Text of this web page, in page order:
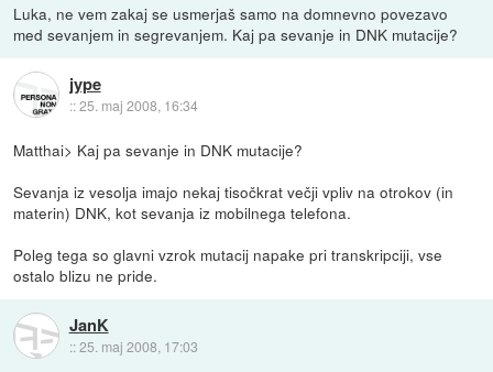
Luka, ne vem zakaj se usmerjaš samo na domnevno povezavo
med sevanjem in segrevanjem. Kaj pa sevanje in DNK mutacije?
jype
::25. maj 2008, 16:34
Matthai> Kaj pa sevanje in DNK mutacije?
Sevanja iz vesolja imajo nekaj tisočkrat večji vpliv na otrokov (in
materin) DNK, kot sevanja iz mobilnega telefona.
Poleg tega so glavni vzrok mutacij napake pri transkripciji, vse
ostalo blizu ne pride.
JanK
::25. maj 2008, 17:03